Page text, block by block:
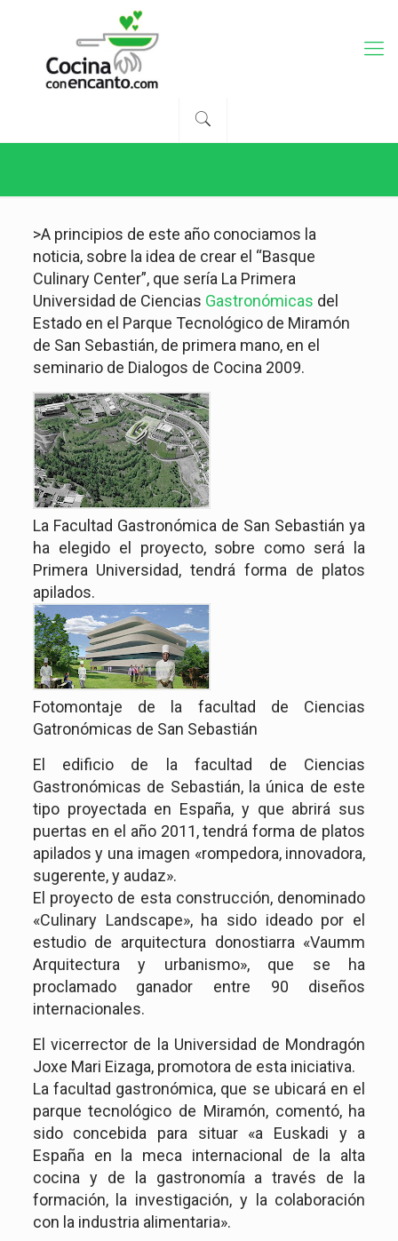
>A principios de este año conociamos la
noticia, sobre la idea de crear el “Basque
Culinary Center”, que sería La Primera
Universidad de Ciencias Gastronómicas del
Estado en el Parque Tecnológico de Miramón
de San Sebastián, de primera mano, en el
seminario de Dialogos de Cocina 2009.
La Facultad Gastronómica de San Sebastián ya
ha elegido el proyecto, sobre como será la
Primera Universidad, tendrá forma de platos
apilados.
Fotomontaje de la facultad de Ciencias
Gatronómicas de San Sebastián
El edificio de la facultad de Ciencias
Gastronómicas de Sebastián, la única de este
tipo proyectada en España, y que abrirá sus
puertas en el año 2011, tendrá forma de platos
apilados y una imagen «rompedora, innovadora,
sugerente, y audaz».
El proyecto de esta construcción, denominado
«Culinary Landscape», ha sido ideado por el
estudio de arquitectura donostiarra «Vaumm
Arquitectura y urbanismo», que se ha
proclamado ganador entre 90 diseños
internacionales.
El vicerrector de la Universidad de Mondragón
Joxe Mari Eizaga, promotora de esta iniciativa.
La facultad gastronómica, que se ubicará en el
parque tecnológico de Miramón, comentó, ha
sido concebida para situar «a Euskadi y a
España en la meca internacional de la alta
cocina y de la gastronomía a través de la
formación, la investigación, y la colaboración
con la industria alimentaria».